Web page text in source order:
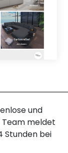
und
meldet
Stunden bei